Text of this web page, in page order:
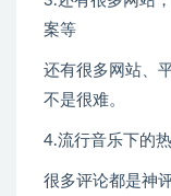
案等
还有很多网站、
不是很难。
4.流行音乐下的
很多评论都是神